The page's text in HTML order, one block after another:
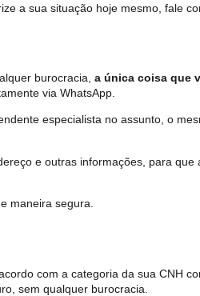
a sua situação hoje mesmo, fale
burocracia, a única coisa que
via WhatsApp.
especialista no assunto, o
e outras informações, para que
maneira segura.
com a categoria da sua CNH
sem qualquer burocracia.